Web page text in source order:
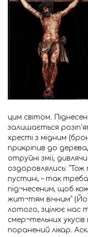
цим світом.
залишається
хресті з мідним
прикріпив до
отруйні змії,
оздоровлялись: “Тож
пустині, – так
під¬несеним, щоб
жит¬тям вічним”
лотого, зцілює нас
смер¬тельних укусів
поранений лікар.